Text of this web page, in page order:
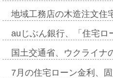
地域工務店の木造注文住
auじぶん銀行、「住宅
国土交通省、ウクライ
7月の住宅ローン金利、